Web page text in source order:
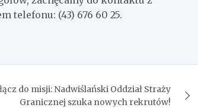
telefonu: (43) 676 60 25.
do misji: Nadwiślański Oddział Straży
Granicznej szuka nowych rekrutów!